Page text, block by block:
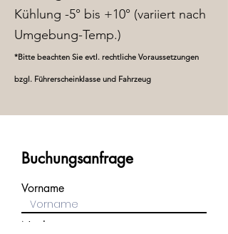
Kühlung -5° bis +10° (variiert nach
Umgebung-Temp.)
*Bitte beachten Sie evtl. rechtliche Voraussetzungen
bzgl. Führerscheinklasse und Fahrzeug
Buchungsanfrage
Vorname
Nachname